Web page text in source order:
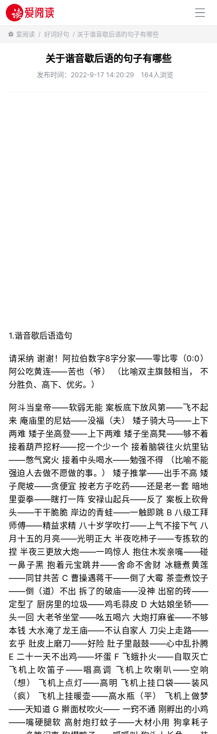
百科知识
爱阅读 / 好词好句 / 关于谐音歇后语的句子有哪些
关于谐音歇后语的句子有哪些
发布时间：2022-9-17 14:20:29 164人浏览
1.谐音歇后语造句
请采纳 谢谢！阿拉伯数字8字分家——零比零（0:0）
阿公吃黄连——苦也（爷） （比喻双主旗鼓相当， 不
分胜负、高下、优劣。）
阿斗当皇帝——软弱无能 案板底下放风第——飞不起
来 庵庙里的尼姑——没福（夫） 矮子骑大马——上下
两难 矮子坐高登——上下两难 矮子坐高凳——够不着
接着葫芦挖籽——挖一个少一个 接着脑袋往火炕里钻
——憋气窝火 接着中头喝水——勉强不得 （比喻不能
强迫人去做不愿做的事。） 矮子推掌——出手不高 矮
子爬坡——贪便宜 按老方子吃药——还是老一套 暗地
里耍拳——瞎打一阵 安禄山起兵——反了 案板上砍骨
头——干干脆脆 岸边的青蛙——一触即跳 B 八级工拜
师傅——精益求精 八十岁学吹打——上气不接下气 八
月十五的月亮——光明正大 半夜吃柿子——专拣软的
捏 半夜三更放大炮——一鸣惊人 抱住木炭亲嘴——碰
一鼻子黑 抱着元宝跳井——舍命不舍财 冰糖煮黄莲
——同甘共苦 C 曹操遇蒋干——倒了大霉 茶壶煮饺子
——倒（道）不出 拆了的破庙——没神 出窑的砖——
定型了 厨房里的垃圾——鸡毛蒜皮 D 大姑娘坐轿——
头一回 大老爷坐堂——吆五喝六 大炮打麻雀——不够
本钱 大水淹了龙王庙——不认自家人 刀尖上走路——
玄乎 肚皮上磨刀——好险 肚子里敲鼓——心中乱扑腾
E 二十一天不出鸡——坏蛋 F 飞蛾扑火——自取灭亡
飞机上吹笛子——唱高调 飞机上吹喇叭——空响
（想） 飞机上点灯——高明 飞机上挂口袋——装风
（疯） 飞机上挂暖壶——高水瓶（平） 飞机上做梦
——天知道 G 擀面杖吹火—— 一窍不通 刚孵出的小鸡
——嘴硬腿软 高射炮打蚊子——大材小用 狗拿耗子